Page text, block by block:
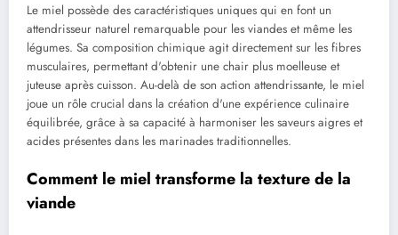
Le miel possède des caractéristiques uniques qui en font un
attendrisseur naturel remarquable pour les viandes et même les
légumes. Sa composition chimique agit directement sur les fibres
musculaires, permettant d'obtenir une chair plus moelleuse et
juteuse après cuisson. Au-delà de son action attendrissante, le miel
joue un rôle crucial dans la création d'une expérience culinaire
équilibrée, grâce à sa capacité à harmoniser les saveurs aigres et
acides présentes dans les marinades traditionnelles.
Comment le miel transforme la texture de la
viande